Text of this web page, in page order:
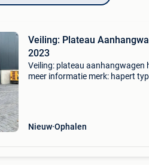
Veiling: Plateau
2023
Veiling: plateau aanhangwagen
meer informatie merk: hapert
Nieuw Ophalen